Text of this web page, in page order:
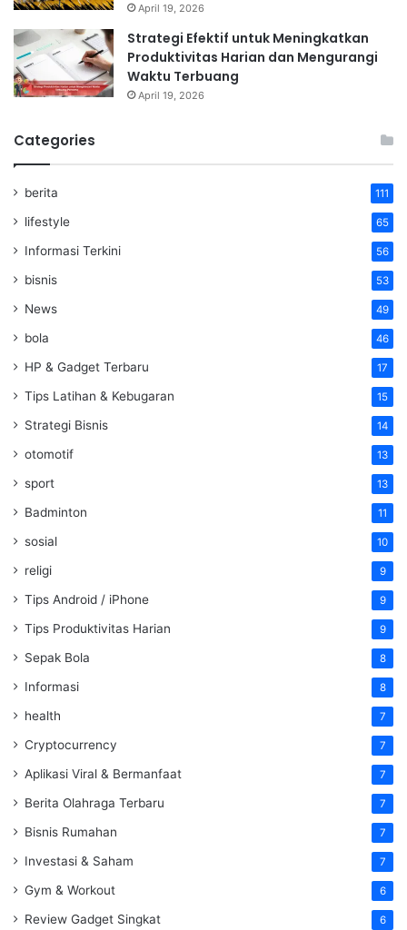
April 19, 2026
Strategi Efektif untuk Meningkatkan
Produktivitas Harian dan Mengurangi
Waktu Terbuang
April 19, 2026
Categories
berita 111
lifestyle 65
Informasi Terkini 56
bisnis 53
News 49
bola 46
HP & Gadget Terbaru 17
Tips Latihan & Kebugaran 15
Strategi Bisnis 14
otomotif 13
sport 13
Badminton 11
sosial 10
religi 9
Tips Android / iPhone 9
Tips Produktivitas Harian 9
Sepak Bola 8
Informasi 8
health 7
Cryptocurrency 7
Aplikasi Viral & Bermanfaat 7
Berita Olahraga Terbaru 7
Bisnis Rumahan 7
Investasi & Saham 7
Gym & Workout 6
Review Gadget Singkat 6